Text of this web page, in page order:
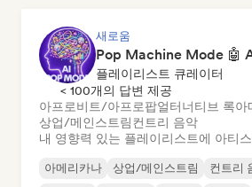
새로움
플레이리스트 큐레이터
< 100개의 답변 제공
아프로비트/아프로팝얼터너티브 록아
상업/메인스트림컨트리 음악
내 영향력 있는 플레이리스트에 아티
아메리카나 상업/메인스트림 컨트리